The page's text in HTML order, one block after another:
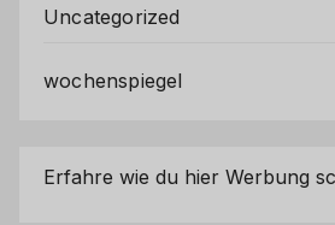
Uncategorized
wochenspiegel
Erfahre wie du hier Werbung